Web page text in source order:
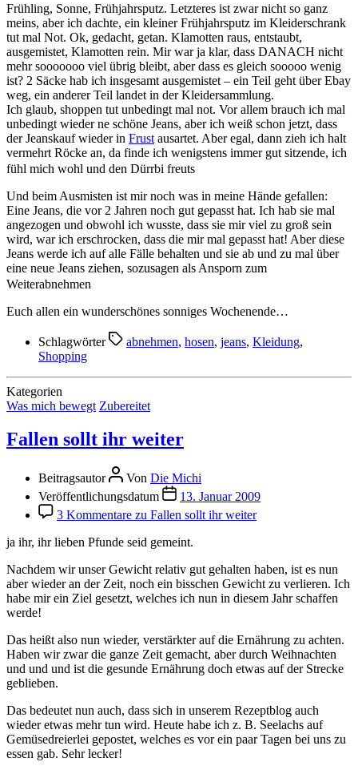
Frühling, Sonne, Frühjahrsputz. Letzteres ist zwar nicht so ganz
meins, aber ich dachte, ein kleiner Frühjahrsputz im Kleiderschrank
tut mal Not. Ok, gedacht, getan. Klamotten raus, entstaubt,
ausgemistet, Klamotten rein. Mir war ja klar, dass DANACH nicht
mehr sooooooo viel übrig bleibt, aber dass es gleich sooooo wenig
ist? 2 Säcke hab ich insgesamt ausgemistet – ein Teil geht über Ebay
weg, ein anderer Teil landet in der Kleidersammlung.
Ich glaub, shoppen tut unbedingt mal not. Vor allem brauch ich mal
unbedingt wieder ne schöne Jeans, aber ich weiß schon jetzt, dass
der Jeanskauf wieder in Frust ausartet. Aber egal, dann zieh ich halt
vermehrt Röcke an, da finde ich wenigstens immer gut sitzende, ich
fühl mich wohl und den Dürrbi freuts
Und beim Ausmisten ist mir noch was in meine Hände gefallen:
Eine Jeans, die vor 2 Jahren noch gut gepasst hat. Ich hab sie mal
angezogen und obwohl ich wusste, dass sie mir viel zu groß sein
wird, war ich erschrocken, dass die mir mal gepasst hat! Aber diese
Jeans werde ich auf alle Fälle behalten und sie ab und zu mal über
eine neue Jeans ziehen, sozusagen als Ansporn zum
Weiterabnehmen
Euch allen ein wunderschönes sonniges Wochenende…
Schlagwörter abnehmen, hosen, jeans, Kleidung,
Shopping
Kategorien
Was mich bewegt Zubereitet
Fallen sollt ihr weiter
Beitragsautor Von Die Michi
Veröffentlichungsdatum
13. Januar 2009
3 Kommentare zu Fallen sollt ihr weiter
ja ihr, ihr lieben Pfunde seid gemeint.
Nachdem wir unser Gewicht relativ gut gehalten haben, ist es nun
aber wieder an der Zeit, noch ein bisschen Gewicht zu verlieren. Ich
habe mir ein Ziel gesetzt, welches ich nun in diesem Jahr schaffen
werde!
Das heißt also nun wieder, verstärkter auf die Ernährung zu achten.
Haben wir zwar die ganze Zeit gemacht, aber durch Weihnachten
und und und ist die gesunde Ernährung doch etwas auf der Strecke
geblieben.
Das bedeutet nun auch, dass sich in unserem Rezeptblog auch
wieder etwas mehr tun wird. Heute habe ich z. B. Seelachs auf
Gemüsedreierlei gepostet, welches es vor ein paar Tagen bei uns zu
essen gab. Sehr lecker!